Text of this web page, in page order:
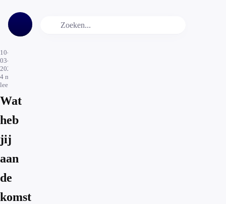
10-
03-
2020
4 min.
leestijd
Wat
heb
jij
aan
de
komst